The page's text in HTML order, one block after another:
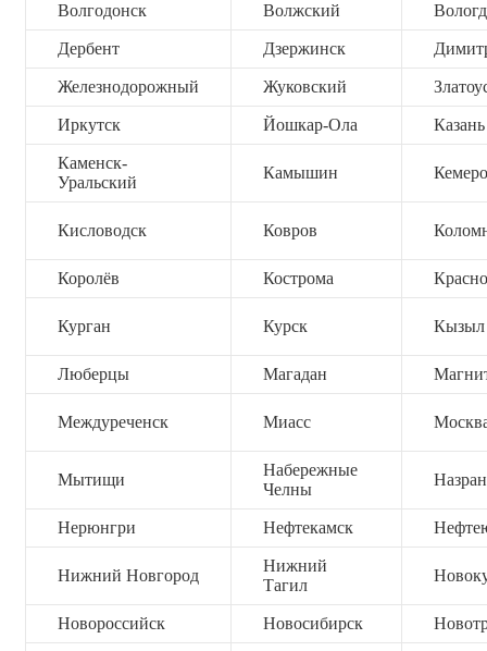
Волгодонск Волжский
Дербент Дзержинск
Железнодорожный Жуковский
Иркутск Йошкар-Ола Казань
Каменск-
Уральский
Камышин
Кисловодск Ковров
Королёв Кострома
Курган Курск Кызыл
Люберцы Магадан
Междуреченск Миасс
Мытищи
Набережные
Челны
Нерюнгри Нефтекамск
Нижний Новгород
Нижний
Тагил
Новороссийск Новосибирск